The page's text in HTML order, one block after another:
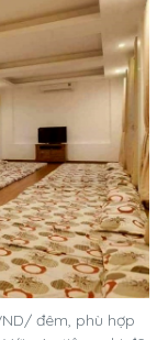
đêm, phù hợp